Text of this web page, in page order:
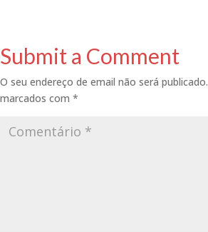
Submit a Comment
O seu endereço de email não será publicado.
marcados com *